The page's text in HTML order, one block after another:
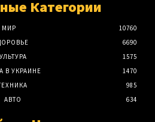
Категории
МИР
10760
6690
1575
В УКРАИНЕ
1470
985
АВТО
634